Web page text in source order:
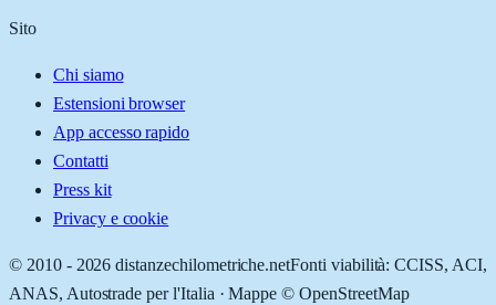
Sito
Chi siamo
Estensioni browser
App accesso rapido
Contatti
Press kit
Privacy e cookie
© 2010 - 2026 distanzechilometriche.netFonti viabilità: CCISS, ACI,
ANAS, Autostrade per l'Italia · Mappe © OpenStreetMap